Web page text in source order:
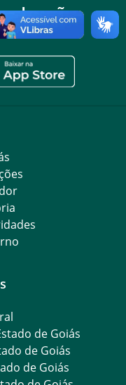
da mão
de Goiás
de Goiás
de Goiás